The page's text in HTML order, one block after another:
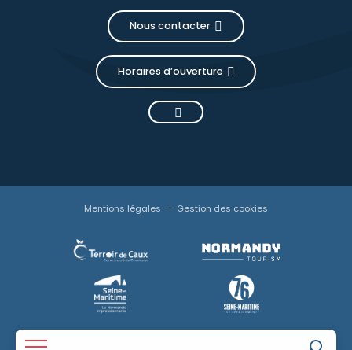
Nous contacter
Horaires d’ouverture
Mentions légales Gestion des cookies